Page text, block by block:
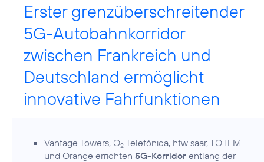
Erster grenzüberschreitender
5G-Autobahnkorridor
zwischen Frankreich und
Deutschland ermöglicht
innovative Fahrfunktionen
Vantage Towers, O2 Telefónica, htw saar, TOTEM
und Orange errichten 5G-Korridor entlang der